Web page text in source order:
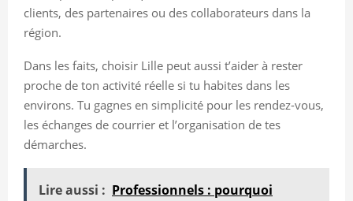
clients, des partenaires ou des collaborateurs dans la
région.
Dans les faits, choisir Lille peut aussi t’aider à rester
proche de ton activité réelle si tu habites dans les
environs. Tu gagnes en simplicité pour les rendez-vous,
les échanges de courrier et l’organisation de tes
démarches.
Lire aussi : Professionnels : pourquoi